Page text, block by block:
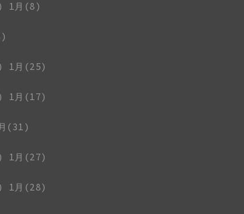
1月(8)
1月(25)
1月(17)
(31)
1月(27)
1月(28)